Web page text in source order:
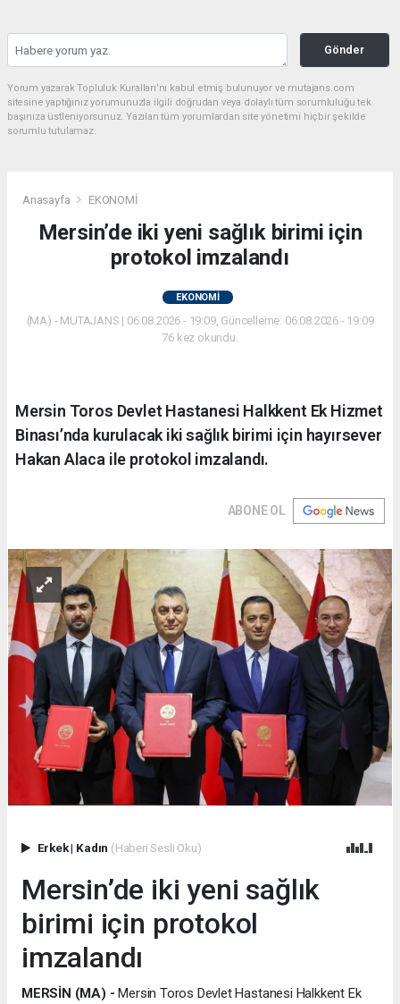
Gönder
Yorum yazarak Topluluk Kuralları’nı kabul etmiş bulunuyor ve mutajans.com
sitesine yaptığınız yorumunuzla ilgili doğrudan veya dolaylı tüm sorumluluğu tek
başınıza üstleniyorsunuz. Yazılan tüm yorumlardan site yönetimi hiçbir şekilde
sorumlu tutulamaz.
Anasayfa EKONOMİ
Mersin’de iki yeni sağlık birimi için
protokol imzalandı
EKONOMİ
(MA) - MUTAJANS | 06.08.2026 - 19:09, Güncelleme: 06.08.2026 - 19:09
76 kez okundu.
Mersin Toros Devlet Hastanesi Halkkent Ek Hizmet
Binası’nda kurulacak iki sağlık birimi için hayırsever
Hakan Alaca ile protokol imzalandı.
ABONE OL
Erkek| Kadın (Haberi Sesli Oku)
Mersin’de iki yeni sağlık
birimi için protokol
imzalandı
MERSİN (MA) - Mersin Toros Devlet Hastanesi Halkkent Ek